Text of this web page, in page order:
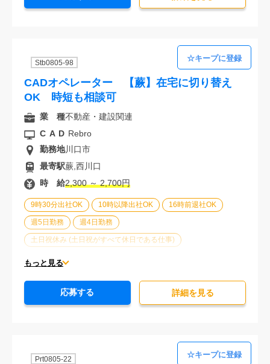
Stb0805-98
CADオペレーター 【蕨】在宅に切り替え
OK 時短も相談可
9時30分出社OK 10時以降出社OK 16時前退社OK
週5日勤務 週4日勤務
土日祝休み (土日祝がすべて休日である仕事)
平日休みあり (週に一度以上平日に休日がある仕事)
エルダー(40歳以上)応援 服装自由
オフィスが禁煙 20代活躍中 30代活躍中
もっと見る
業 種不動産・建設関連
CAD Rebro
勤務地川口市
最寄駅蕨,西川口
時 給2,300 ～ 2,700円
応募する 詳細を⾒る
Prt0805-22